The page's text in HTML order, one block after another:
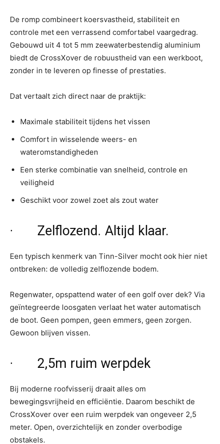
De romp combineert koersvastheid, stabiliteit en
controle met een verrassend comfortabel vaargedrag.
Gebouwd uit 4 tot 5 mm zeewaterbestendig aluminium
biedt de CrossXover de robuustheid van een werkboot,
zonder in te leveren op finesse of prestaties.
Dat vertaalt zich direct naar de praktijk:
Maximale stabiliteit tijdens het vissen
Comfort in wisselende weers- en
wateromstandigheden
Een sterke combinatie van snelheid, controle en
veiligheid
Geschikt voor zowel zoet als zout water
· Zelflozend. Altijd klaar.
Een typisch kenmerk van Tinn-Silver mocht ook hier niet
ontbreken: de volledig zelflozende bodem.
Regenwater, opspattend water of een golf over dek? Via
geïntegreerde loosgaten verlaat het water automatisch
de boot. Geen pompen, geen emmers, geen zorgen.
Gewoon blijven vissen.
· 2,5m ruim werpdek
Bij moderne roofvisserij draait alles om
bewegingsvrijheid en efficiëntie. Daarom beschikt de
CrossXover over een ruim werpdek van ongeveer 2,5
meter. Open, overzichtelijk en zonder overbodige
obstakels.